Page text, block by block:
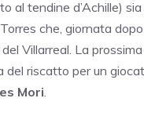
al tendine d’Achille)
che, giornata
Villarreal. La
del riscatto per un
Mori.